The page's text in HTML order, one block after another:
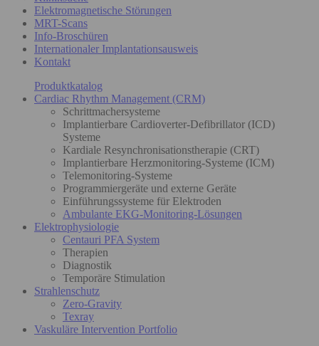
Elektromagnetische Störungen
MRT-Scans
Info-Broschüren
Internationaler Implantationsausweis
Kontakt
Produktkatalog
Cardiac Rhythm Management (CRM)
Schrittmachersysteme
Implantierbare Cardioverter-Defibrillator (ICD)
Systeme
Kardiale Resynchronisationstherapie (CRT)
Implantierbare Herzmonitoring-Systeme (ICM)
Telemonitoring-Systeme
Programmiergeräte und externe Geräte
Einführungssysteme für Elektroden
Ambulante EKG-Monitoring-Lösungen
Elektrophysiologie
Centauri PFA System
Therapien
Diagnostik
Temporäre Stimulation
Strahlenschutz
Zero-Gravity
Texray
Vaskuläre Intervention Portfolio